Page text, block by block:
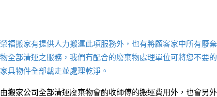
榮福搬家有提供人力搬運此項服務外，也有將顧客家中所有廢棄
物全部清運之服務，我們有配合的廢棄物處理單位可將您不要的
家具物件全部載走並處理乾淨。
由搬家公司全部清運廢棄物會酌收師傅的搬運費用外，也會另外